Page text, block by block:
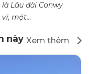
Lâu đài Conwy
một...
này Xem thêm